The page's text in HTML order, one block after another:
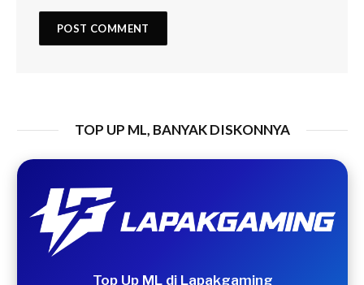
TOP UP ML, BANYAK DISKONNYA
Top Up ML di Lapakgaming